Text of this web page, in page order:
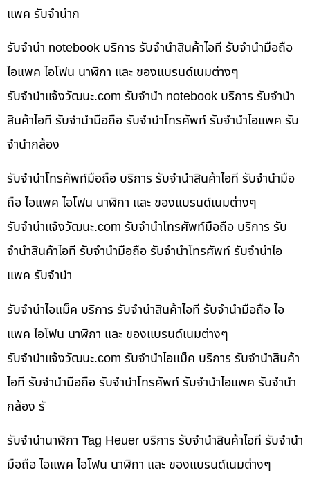
แพค รับจำนำก
รับจำนำ notebook บริการ รับจำนำสินค้าไอที รับจำนำมือถือ
ไอแพค ไอโฟน นาฬิกา และ ของแบรนด์เนมต่างๆ
รับจํานําแจ้งวัฒนะ.com รับจำนำ notebook บริการ รับจำนำ
สินค้าไอที รับจำนำมือถือ รับจำนำโทรศัพท์ รับจำนำไอแพค รับ
จำนำกล้อง
รับจำนำโทรศัพท์มือถือ บริการ รับจำนำสินค้าไอที รับจำนำมือ
ถือ ไอแพค ไอโฟน นาฬิกา และ ของแบรนด์เนมต่างๆ
รับจํานําแจ้งวัฒนะ.com รับจำนำโทรศัพท์มือถือ บริการ รับ
จำนำสินค้าไอที รับจำนำมือถือ รับจำนำโทรศัพท์ รับจำนำไอ
แพค รับจำนำ
รับจำนำไอแม็ค บริการ รับจำนำสินค้าไอที รับจำนำมือถือ ไอ
แพค ไอโฟน นาฬิกา และ ของแบรนด์เนมต่างๆ
รับจํานําแจ้งวัฒนะ.com รับจำนำไอแม็ค บริการ รับจำนำสินค้า
ไอที รับจำนำมือถือ รับจำนำโทรศัพท์ รับจำนำไอแพค รับจำนำ
กล้อง รั
รับจำนำนาฬิกา Tag Heuer บริการ รับจำนำสินค้าไอที รับจำนำ
มือถือ ไอแพค ไอโฟน นาฬิกา และ ของแบรนด์เนมต่างๆ